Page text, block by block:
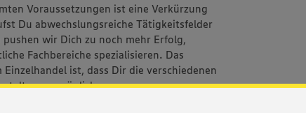
Voraussetzungen ist eine Verkürzung
Du abwechslungsreiche Tätigkeitsfelder
wir Dich zu noch mehr Erfolg,
Fachbereiche spezialisieren. Das
ist, dass Dir die verschiedenen
ermöglichen.